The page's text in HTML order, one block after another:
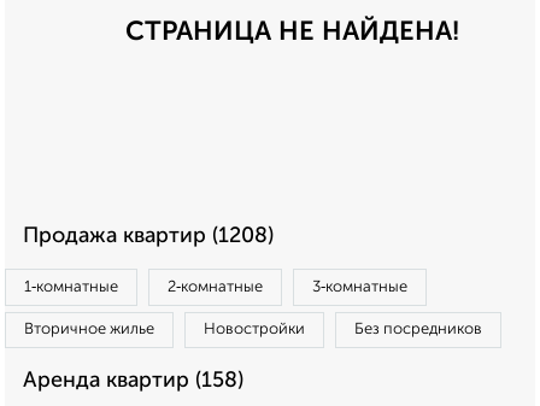
СТРАНИЦА НЕ НАЙДЕНА!
Продажа квартир (1208)
1‑комнатные 2‑комнатные 3‑комнатные
Вторичное жилье Новостройки Без посредников
Аренда квартир (158)